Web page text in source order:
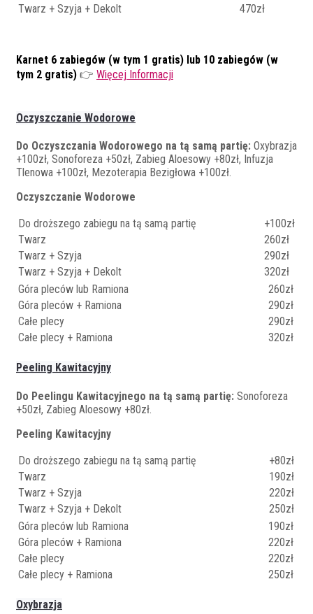
Twarz + Szyja + Dekolt
470zł
Karnet 6 zabiegów (w tym 1 gratis) lub 10 zabiegów (w
tym 2 gratis) 👉 Więcej Informacji
Oczyszczanie Wodorowe
Do Oczyszczania Wodorowego na tą samą partię: Oxybrazja
+100zł, Sonoforeza +50zł, Zabieg Aloesowy +80zł, Infuzja
Tlenowa +100zł, Mezoterapia Bezigłowa +100zł.
Oczyszczanie Wodorowe
Do droższego zabiegu na tą samą partię
+100zł
Twarz
260zł
Twarz + Szyja
290zł
Twarz + Szyja + Dekolt
320zł
Góra pleców lub Ramiona
260zł
Góra pleców + Ramiona
290zł
Całe plecy
290zł
Całe plecy + Ramiona
320zł
Peeling Kawitacyjny
Do Peelingu Kawitacyjnego na tą samą partię: Sonoforeza
+50zł, Zabieg Aloesowy +80zł.
Peeling Kawitacyjny
Do droższego zabiegu na tą samą partię
+80zł
Twarz
190zł
Twarz + Szyja
220zł
Twarz + Szyja + Dekolt
250zł
Góra pleców lub Ramiona
190zł
Góra pleców + Ramiona
220zł
Całe plecy
220zł
Całe plecy + Ramiona
250zł
Oxybrazja